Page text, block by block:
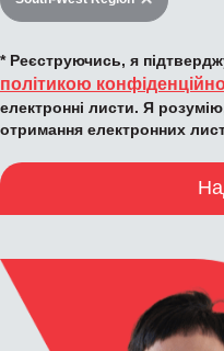
* Реєструючись, я
політикою
електронні листи. Я
отримання електронних